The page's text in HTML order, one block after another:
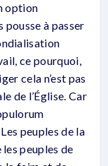
option
à passer
ce pourquoi,
cela n’est pas
de l’Église. Car
peuples de la
peuples de